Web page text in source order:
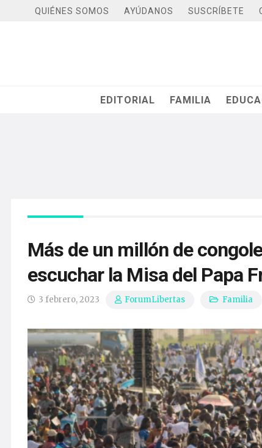
QUIÉNES SOMOS AYÚDANOS SUSCRÍBETE
EDITORIAL FAMILIA
Más de un millón de
escuchar la Misa del Papa
3 febrero, 2023 ForumLibertas Familia